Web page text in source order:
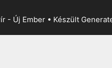
- Új Ember • Készült